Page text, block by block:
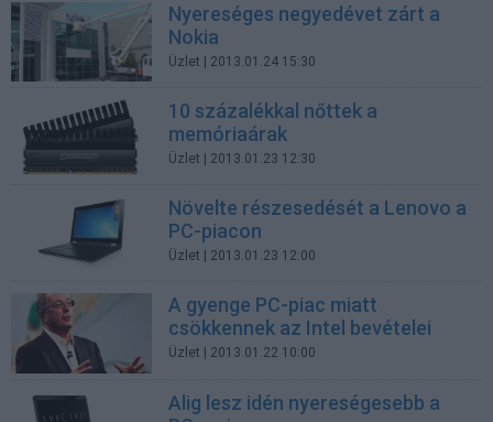
Nyereséges negyedévet zárt a
Nokia
Üzlet | 2013.01.24 15:30
10 százalékkal nőttek a
memóriaárak
Üzlet | 2013.01.23 12:30
Növelte részesedését a Lenovo a
PC-piacon
Üzlet | 2013.01.23 12:00
A gyenge PC-piac miatt
csökkennek az Intel bevételei
Üzlet | 2013.01.22 10:00
Alig lesz idén nyereségesebb a